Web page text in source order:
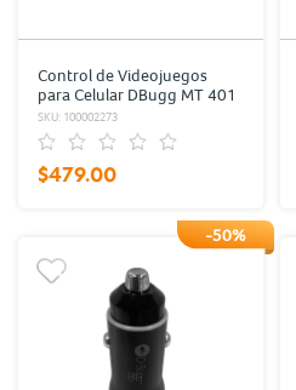
Control de Videojuegos
para Celular DBugg MT 401
/ Negro con rojo
SKU: 100002273
$479.00
-50%